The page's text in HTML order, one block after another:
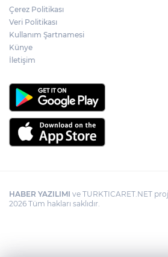
Çerez Politikası
Veri Politikası
Kullanım Şartnamesi
Künye
İletişim
HABER YAZILIMI ve TURKTICARET.NET
2026 Tüm hakları saklıdır.